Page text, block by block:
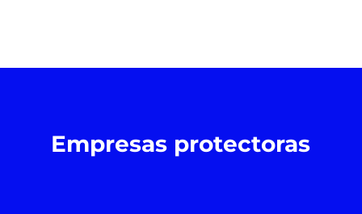
Empresas protectoras